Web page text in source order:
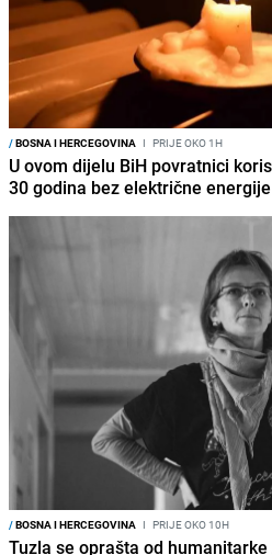
/BOSNA I HERCEGOVINA I PRIJE OKO 1H
U ovom dijelu BiH povratnici
30 godina bez električne energije
/BOSNA I HERCEGOVINA I PRIJE OKO 10H
Tuzla se oprašta od